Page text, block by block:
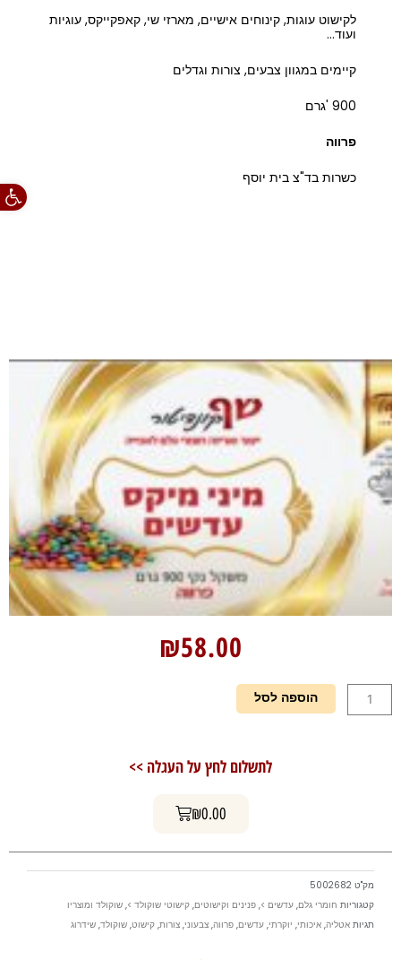
פתח
לקישוט עוגות, קינוחים אישיים, מארזי שי, קאפקייקס, עוגיות
ועוד…
קיימים במגוון צבעים, צורות וגדלים
900 'גרם
פרווה
כשרות בד"צ בית יוסף
₪58.00
כמות
של
הוספה לסל
לתשלום לחץ על העגלה >>
₪0.00 עגלת קניות
מק"ט 5002682
קטגוריות חומרי גלם, עדשים >, פנינים וקישוטים, קישוטי שוקולד >, שוקולד ומוצריו
תגיות אטליה, איכותי, יוקרתי, עדשים, פרווה, צבעוני, צורות, קישוט, שוקולד, שידרוג